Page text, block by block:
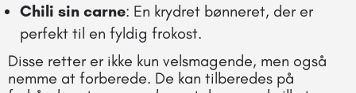
Chili sin carne: En krydret bønneret, der er
perfekt til en fyldig frokost.
Disse retter er ikke kun velsmagende, men også
nemme at forberede. De kan tilberedes på